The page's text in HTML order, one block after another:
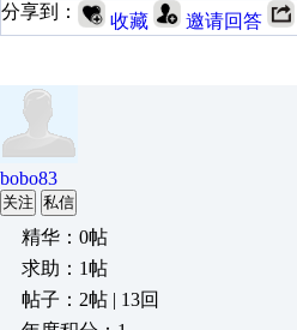
分享到：
收藏 邀请回答
bobo83
关注 私信
精华：0帖
求助：1帖
帖子：2帖 | 13回